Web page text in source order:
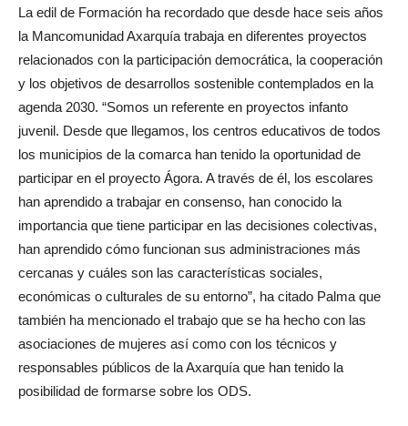
La edil de Formación ha recordado que desde hace seis años
la Mancomunidad Axarquía trabaja en diferentes proyectos
relacionados con la participación democrática, la cooperación
y los objetivos de desarrollos sostenible contemplados en la
agenda 2030. “Somos un referente en proyectos infanto
juvenil. Desde que llegamos, los centros educativos de todos
los municipios de la comarca han tenido la oportunidad de
participar en el proyecto Ágora. A través de él, los escolares
han aprendido a trabajar en consenso, han conocido la
importancia que tiene participar en las decisiones colectivas,
han aprendido cómo funcionan sus administraciones más
cercanas y cuáles son las características sociales,
económicas o culturales de su entorno”, ha citado Palma que
también ha mencionado el trabajo que se ha hecho con las
asociaciones de mujeres así como con los técnicos y
responsables públicos de la Axarquía que han tenido la
posibilidad de formarse sobre los ODS.